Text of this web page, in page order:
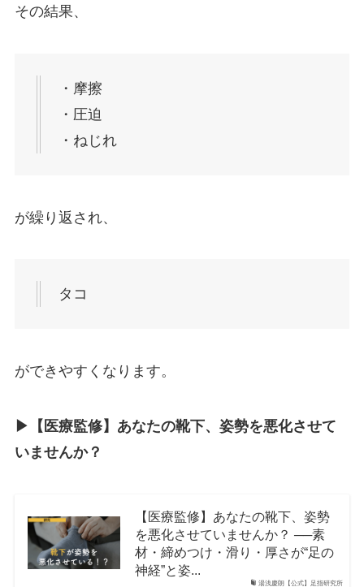
その結果、
・摩擦
・圧迫
・ねじれ
が繰り返され、
タコ
ができやすくなります。
▶︎【医療監修】あなたの靴下、姿勢を悪化させて
いませんか？
湯浅慶朗【公式】足指研究所
【医療監修】あなたの靴下、姿勢
を悪化させていませんか？ ──素
材・締めつけ・滑り・厚さが“足の
神経”と姿...